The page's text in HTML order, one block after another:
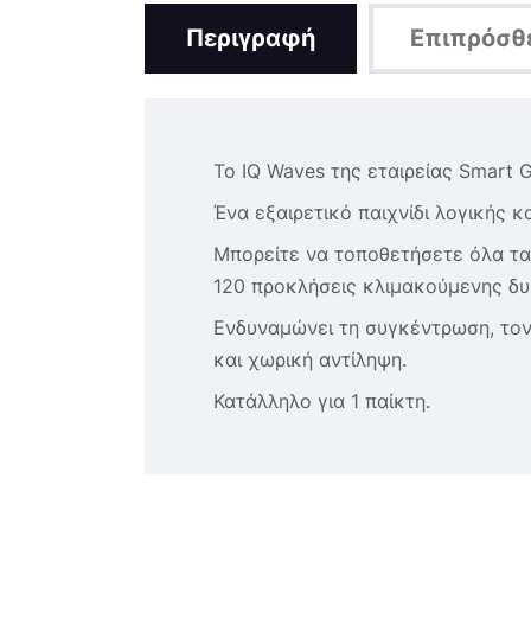
Περιγραφή
Το IQ Waves της εταιρείας Smart
Ένα εξαιρετικό παιχνίδι
Μπορείτε να τοποθετήσετε όλα
120 προκλήσεις κλιμακούμενης
Ενδυναμώνει τη συγκέντρωση,
και χωρική αντίληψη.
Κατάλληλο για 1 παίκτη.